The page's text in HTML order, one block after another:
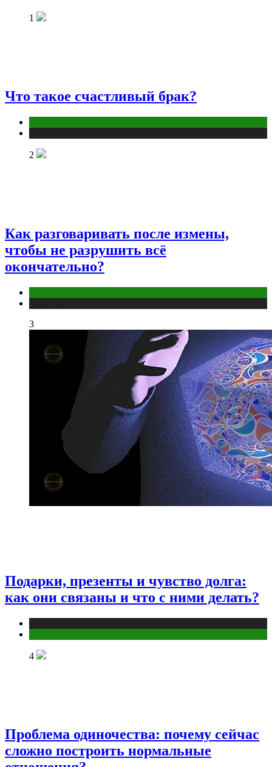
1
Что такое счастливый брак?
2
Как разговаривать после измены,
чтобы не разрушить всё
окончательно?
3
Подарки, презенты и чувство долга:
как они связаны и что с ними делать?
4
Проблема одиночества: почему сейчас
сложно построить нормальные